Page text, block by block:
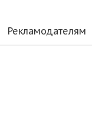
Рекламодателям